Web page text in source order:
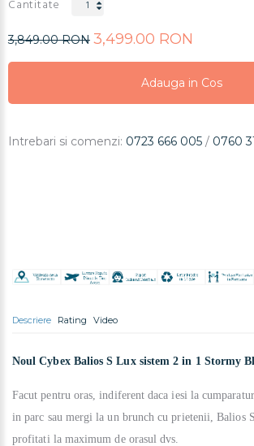
Cantitate
3,849.00 RON 3,499.00 RON
Adauga in Cos
Adauga in Cos
Intrebari si comenzi: 0723 666 005 / 0760
Descriere Rating Video
Noul Cybex Balios S Lux sistem 2 in 1 Stormy
Facut pentru oras, indiferent daca iesi la
in parc sau mergi la un brunch cu prietenii, Balios
profitati la maximum de orasul dvs.